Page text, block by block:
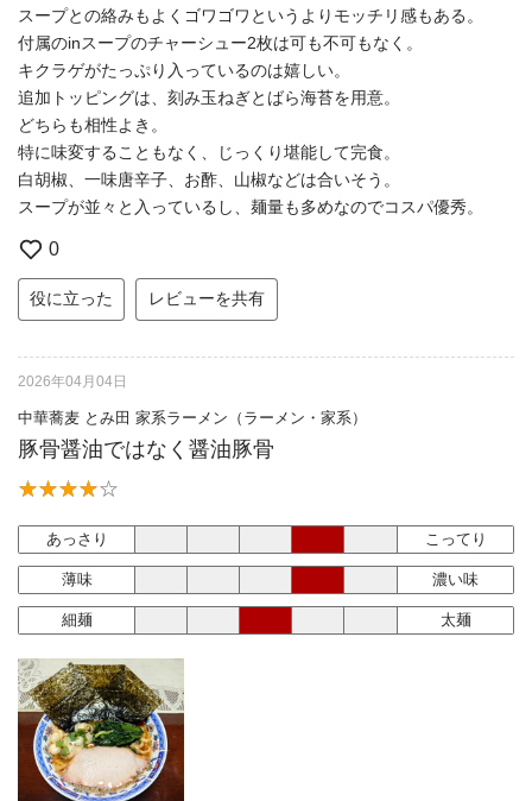
スープとの絡みもよくゴワゴワというよりモッチリ感もある。
付属のinスープのチャーシュー2枚は可も不可もなく。
キクラゲがたっぷり入っているのは嬉しい。
追加トッピングは、刻み玉ねぎとばら海苔を用意。
どちらも相性よき。
特に味変することもなく、じっくり堪能して完食。
白胡椒、一味唐辛子、お酢、山椒などは合いそう。
スープが並々と入っているし、麺量も多めなのでコスパ優秀。
0
役に立った レビューを共有
2026年04月04日
中華蕎麦 とみ田 家系ラーメン（ラーメン・家系）
豚骨醤油ではなく醤油豚骨
あっさり こってり
薄味 濃い味
細麺 太麺